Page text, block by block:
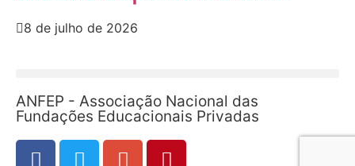
8 de julho de 2026
ANFEP - Associação Nacional das
Fundações Educacionais Privadas